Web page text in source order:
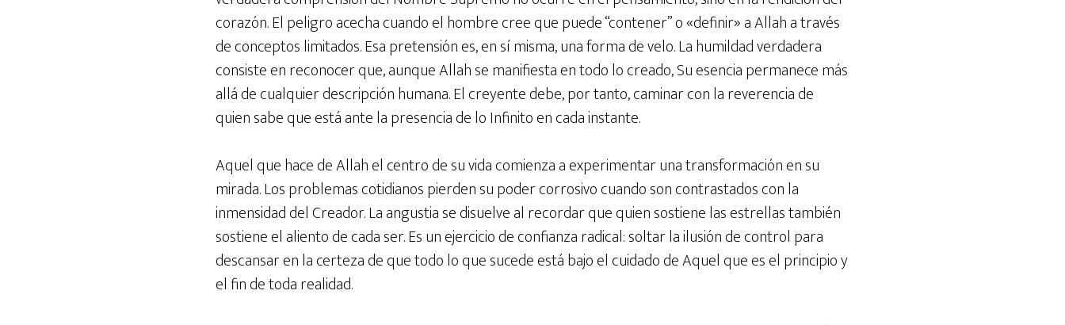
corazón. El peligro acecha cuando el hombre cree que puede “contener” o «definir» a Allah a través
de conceptos limitados. Esa pretensión es, en sí misma, una forma de velo. La humildad verdadera
consiste en reconocer que, aunque Allah se manifiesta en todo lo creado, Su esencia permanece más
allá de cualquier descripción humana. El creyente debe, por tanto, caminar con la reverencia de
quien sabe que está ante la presencia de lo Infinito en cada instante.
Aquel que hace de Allah el centro de su vida comienza a experimentar una transformación en su
mirada. Los problemas cotidianos pierden su poder corrosivo cuando son contrastados con la
inmensidad del Creador. La angustia se disuelve al recordar que quien sostiene las estrellas también
sostiene el aliento de cada ser. Es un ejercicio de confianza radical: soltar la ilusión de control para
descansar en la certeza de que todo lo que sucede está bajo el cuidado de Aquel que es el principio y
el fin de toda realidad.